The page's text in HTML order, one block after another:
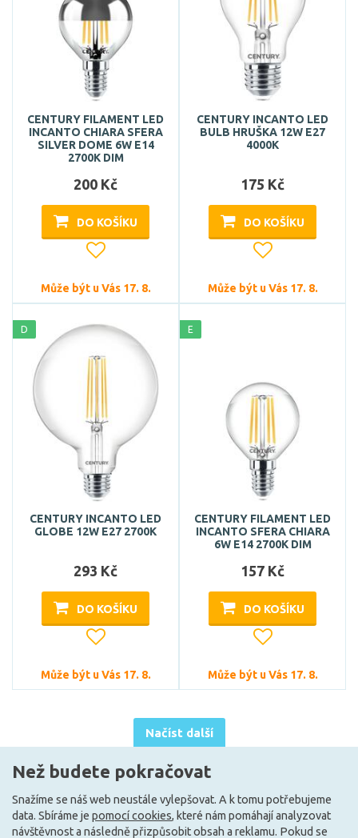
CENTURY FILAMENT LED
INCANTO CHIARA SFERA
SILVER DOME 6W E14
2700K DIM
200 Kč
DO KOŠÍKU
Může být u Vás 17. 8.
CENTURY INCANTO LED
BULB HRUŠKA 12W E27
4000K
175 Kč
DO KOŠÍKU
Může být u Vás 17. 8.
D
CENTURY INCANTO LED
GLOBE 12W E27 2700K
293 Kč
DO KOŠÍKU
Může být u Vás 17. 8.
E
CENTURY FILAMENT LED
INCANTO SFERA CHIARA
6W E14 2700K DIM
157 Kč
DO KOŠÍKU
Může být u Vás 17. 8.
Načíst další
Ze stejné kolekce
Než budete pokračovat
Snažíme se náš web neustále vylepšovat. A k tomu potřebujeme
data. Sbíráme je pomocí cookies, které nám pomáhají analyzovat
návštěvnost a následně přizpůsobit obsah a reklamu. Pokud se